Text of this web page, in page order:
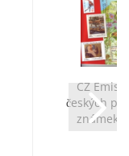
CZ
českých
známek